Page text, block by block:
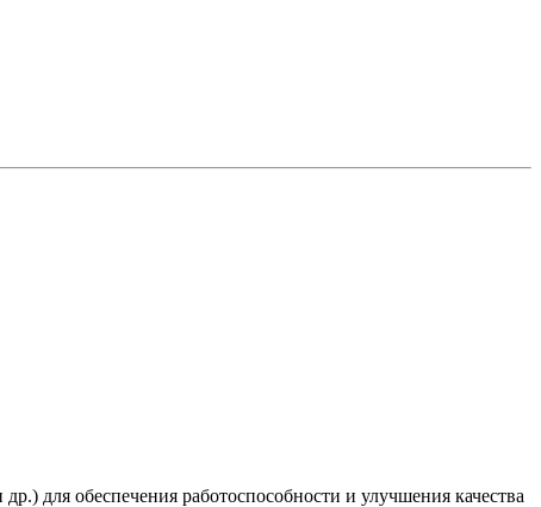
для обеспечения работоспособности и улучшения качества